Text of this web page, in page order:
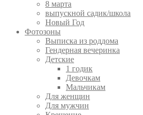
8 марта
выпускной садик/школа
Новый Год
Фотозоны
Выписка из роддома
Гендерная вечеринка
Детские
1 годик
Девочкам
Мальчикам
Для женщин
Для мужчин